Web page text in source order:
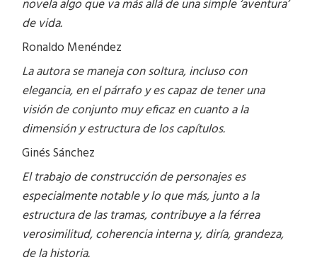
novela algo que va más allá de una simple ‘aventura’
de vida.
Ronaldo Menéndez
La autora se maneja con soltura, incluso con
elegancia, en el párrafo y es capaz de tener una
visión de conjunto muy eficaz en cuanto a la
dimensión y estructura de los capítulos.
Ginés Sánchez
El trabajo de construcción de personajes es
especialmente notable y lo que más, junto a la
estructura de las tramas, contribuye a la férrea
verosimilitud, coherencia interna y, diría, grandeza,
de la historia.